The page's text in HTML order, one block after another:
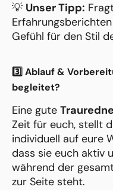
💡 Unser Tipp:
Gefühl für den Stil
3️⃣ Ablauf &
begleitet?
Eine gute
Zeit für euch, stellt
individuell auf eure
dass sie euch aktiv
während der
zur Seite steht.